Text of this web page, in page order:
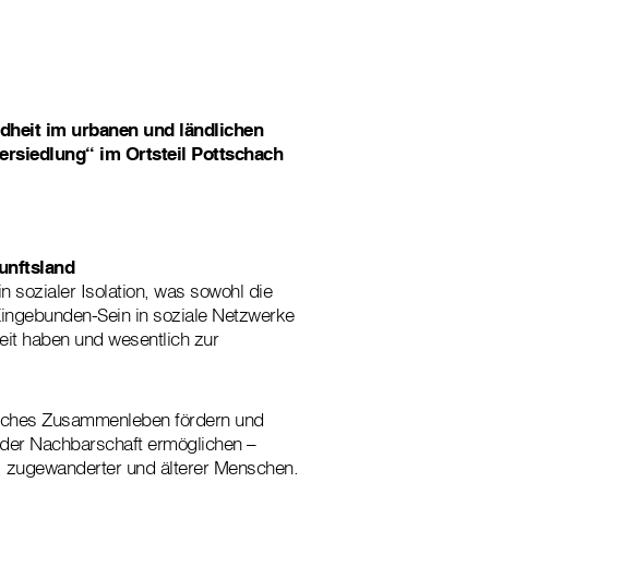
im urbanen und ländlichen
im Ortsteil Pottschach
sozialer Isolation, was sowohl die
Sein in soziale Netzwerke
haben und wesentlich zur
Zusammenleben fördern und
Nachbarschaft ermöglichen –
und älterer Menschen.